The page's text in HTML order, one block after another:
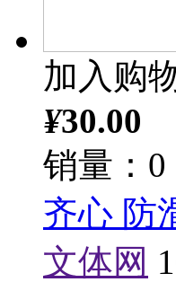
加入购
¥30.00
销量：0
齐心 防
文体网